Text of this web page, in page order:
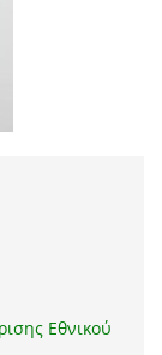
Εθνικού